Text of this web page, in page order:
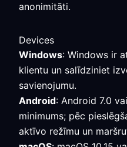
anonimitāti.
Devices
Windows: Windows ir
klientu un salīdziniet
savienojumu.
Android: Android 7.0
minimums; pēc
aktīvo režīmu un